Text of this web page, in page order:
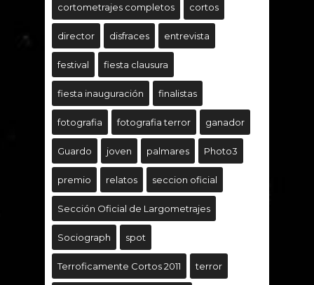
cortometrajes completos cortos
director disfraces entrevista
festival fiesta clausura
fiesta inauguración finalistas
fotografia fotografia terror ganador
Guardo joven palmares Photo3
premio relatos seccion oficial
Sección Oficial de Largometrajes
Sociograph spot
Terroficamente Cortos 2011 terror